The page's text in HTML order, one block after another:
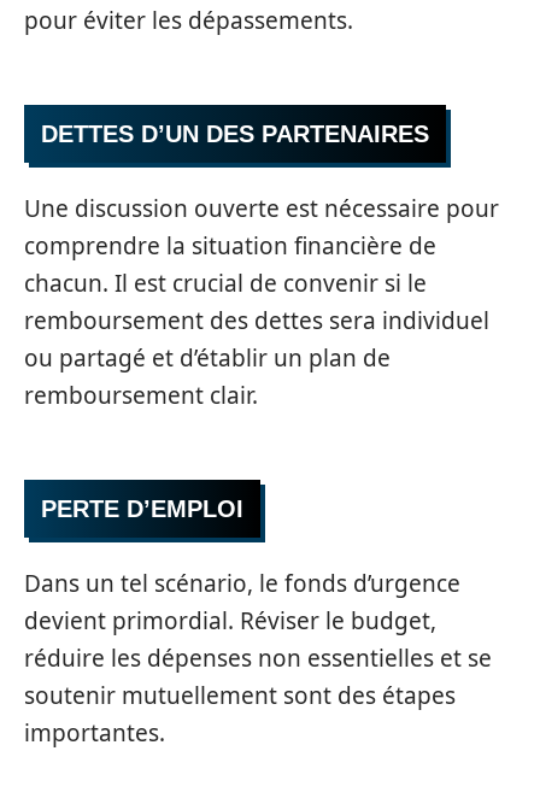
pour éviter les dépassements.
DETTES D’UN DES PARTENAIRES
Une discussion ouverte est nécessaire pour
comprendre la situation financière de
chacun. Il est crucial de convenir si le
remboursement des dettes sera individuel
ou partagé et d’établir un plan de
remboursement clair.
PERTE D’EMPLOI
Dans un tel scénario, le fonds d’urgence
devient primordial. Réviser le budget,
réduire les dépenses non essentielles et se
soutenir mutuellement sont des étapes
importantes.